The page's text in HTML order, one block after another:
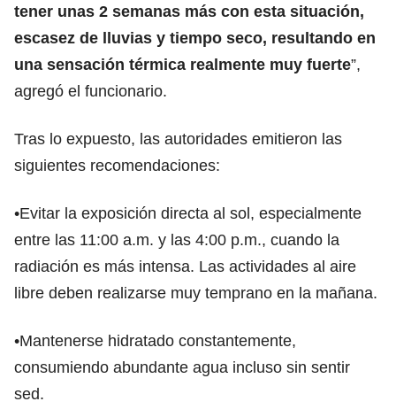
tener unas 2 semanas más con esta situación,
escasez de lluvias y tiempo seco, resultando en
una sensación térmica realmente muy fuerte”,
agregó el funcionario.
Tras lo expuesto, las autoridades emitieron las
siguientes recomendaciones:
•Evitar la exposición directa al sol, especialmente
entre las 11:00 a.m. y las 4:00 p.m., cuando la
radiación es más intensa. Las actividades al aire
libre deben realizarse muy temprano en la mañana.
•Mantenerse hidratado constantemente,
consumiendo abundante agua incluso sin sentir
sed.